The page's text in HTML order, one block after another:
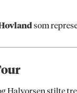
som
Halvorsen stilte